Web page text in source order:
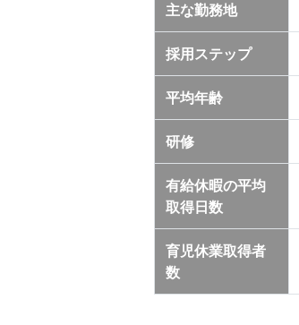
主な勤務地
採用ステップ
平均年齢
研修
有給休暇の平均
取得日数
育児休業取得者
数